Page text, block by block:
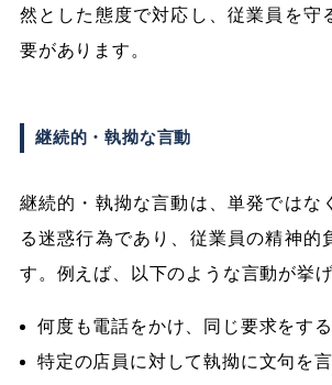
然とした態度で対応し、従業員を守
要があります。
継続的・執拗な言動
継続的・執拗な言動は、単発ではな
る迷惑行為であり、従業員の精神的
す。例えば、以下のような言動が挙げ
何度も電話をかけ、同じ要求をする
特定の店員に対して執拗に文句を言